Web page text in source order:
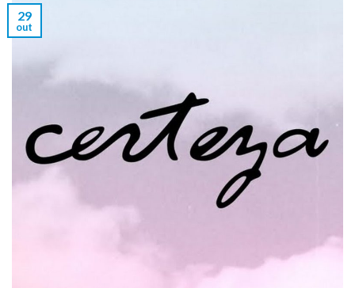
29
out